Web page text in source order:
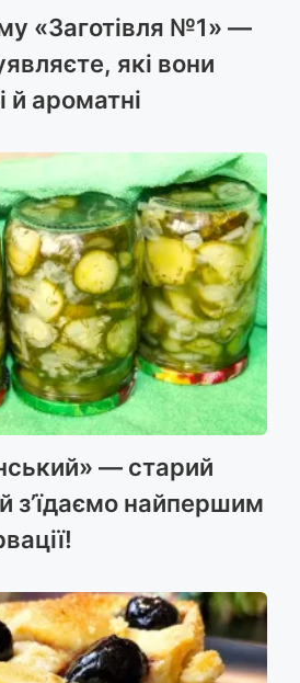
«Заготівля №1» —
які вони
й ароматні
— старий
з’їдаємо найпершим